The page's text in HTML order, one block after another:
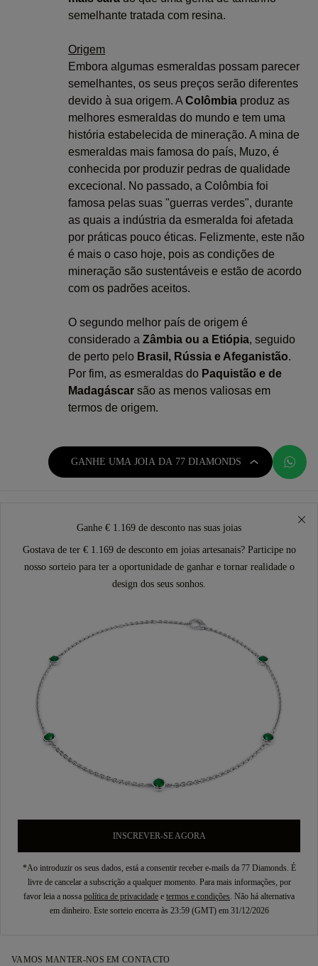
semelhante tratada com resina.
Origem
Embora algumas esmeraldas possam parecer
semelhantes, os seus preços serão diferentes
devido à sua origem. A Colômbia produz as
melhores esmeraldas do mundo e tem uma
história estabelecida de mineração. A mina de
esmeraldas mais famosa do país, Muzo, é
conhecida por produzir pedras de qualidade
excecional. No passado, a Colômbia foi
famosa pelas suas "guerras verdes", durante
as quais a indústria da esmeralda foi afetada
por práticas pouco éticas. Felizmente, este não
é mais o caso hoje, pois as condições de
mineração são sustentáveis e estão de acordo
com os padrões aceitos.
O segundo melhor país de origem é
considerado a Zâmbia ou a Etiópia, seguido
de perto pelo Brasil, Rússia e Afeganistão.
Por fim, as esmeraldas do Paquistão e de
Madagáscar são as menos valiosas em
termos de origem.
GANHE UMA JOIA DA 77 DIAMONDS
Ganhe € 1.169 de desconto nas suas joias
Gostava de ter € 1.169 de desconto em joias artesanais? Participe no
nosso sorteio para ter a oportunidade de ganhar e tornar realidade o
design dos seus sonhos.
INSCREVER-SE AGORA
*Ao introduzir os seus dados, está a consentir receber e-mails da 77 Diamonds. É
livre de cancelar a subscrição a qualquer momento. Para mais informações, por
favor leia a nossa política de privacidade e termos e condições . Não há alternativa
em dinheiro. Este sorteio encerra às 23:59 (GMT) em 31/12/2026
VAMOS MANTER-NOS EM CONTACTO